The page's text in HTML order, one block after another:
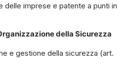
delle imprese e patente a punti in
della Sicurezza
e gestione della sicurezza (art.